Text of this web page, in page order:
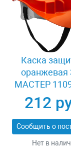
Каска
оранжевая
МАСТЕР
212
Нет в